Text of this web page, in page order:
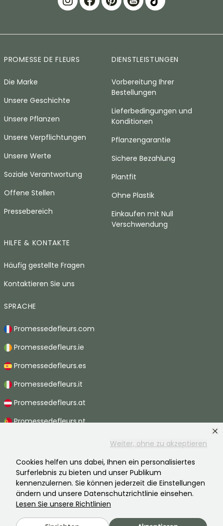
Weiter, ohne zu akzeptieren
Cookies helfen uns dabei, Ihnen ein personalisiertes
Surferlebnis zu bieten und unser Publikum
kennenzulernen. Sie können jederzeit die Einstellungen
ändern und unsere Datenschutzrichtlinie einsehen.
Lesen Sie unsere Richtlinien
PROMESSE DE FLEURS
Die Marke
Unsere Geschichte
Unsere Pflanzen
Unsere Verpflichtungen
Unsere Werte
Soziale Verantwortung
Offene Stellen
Pressebereich
DIENSTLEISTUNGEN
Vorbereitung Ihrer
Bestellungen
Lieferbedingungen und
Konditionen
Pflanzengarantie
Sichere Bezahlung
Plantfit
Ohne Plastik
Einkaufen mit Null
Verschwendung
HILFE & KONTAKTE
Häufig gestellte Fragen
Kontaktieren Sie uns
SPRACHE
Promessedefleurs.com
Promessedefleurs.ie
Promessedefleurs.es
Promessedefleurs.it
Promessedefleurs.at
Promessedefleurs.pt
Promessedefleurs.be
Promessedefleurs.ch
2026 ©Promesse de fleurs - Alle Rechte vorbehalten.